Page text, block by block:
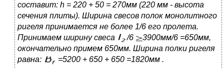
составит: h = 220 + 50 = 270мм (220 мм - высота
сечения плиты). Ширина свесов полок монолитного
ригеля принимается не более 1/6 его пролета.
Принимаем ширину свеса
/6
3900мм/6 =650мм,
окончательно примем 650мм. Ширина полки ригеля
равна:
=5200 + 650 + 650 =1820мм .